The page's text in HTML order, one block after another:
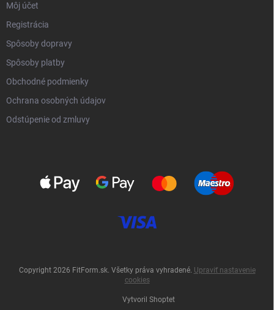
Môj účet
Registrácia
Spôsoby dopravy
Spôsoby platby
Obchodné podmienky
Ochrana osobných údajov
Odstúpenie od zmluvy
Vytvoril Shoptet
Copyright 2026 FitForm.sk. Všetky práva vyhradené. Upraviť nastavenie
cookies